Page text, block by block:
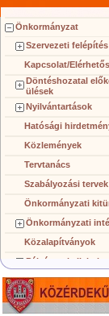
Önkormányzat
Szervezeti felépítés
Kapcsolat/
Döntéshozatal
ülések
Nyilvántartások
Hatósági
Közlemények
Tervtanács
Szabályozási tervek
Önkormányzati
Önkormányzati
Közalapítványok
Pályázatok, licitek
Koncepciók,
Településképi